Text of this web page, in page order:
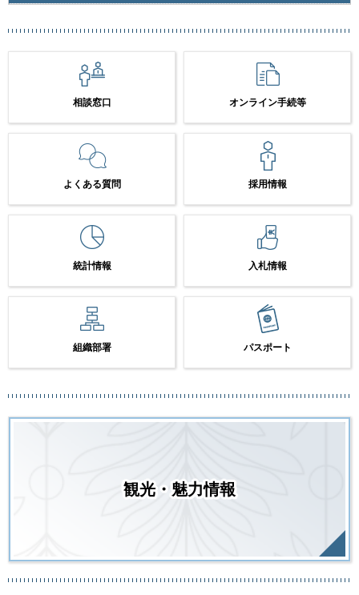
相談窓口 オンライン手続等
よくある質問 採用情報
統計情報 入札情報
組織部署 パスポート
観光・魅力情報